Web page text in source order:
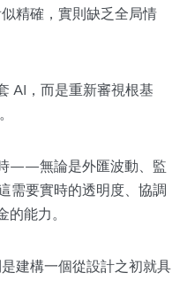
精確，實則缺乏全局情
AI，而是重新審視根基
——無論是外匯波動、監
需要實時的透明度、協調
能力。
建構一個從設計之初就具